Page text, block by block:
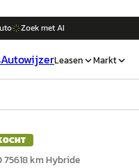
Zoek met AI
AutowijzerLeasen Markt
75618 km Hybride